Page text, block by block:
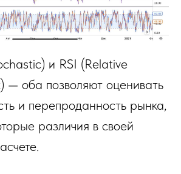
и RSI (Relative
— оба позволяют оценивать
и перепроданность рынка,
различия в своей